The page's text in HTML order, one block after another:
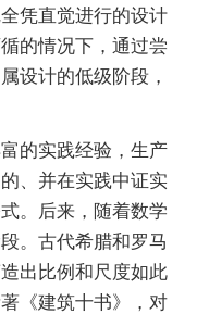
凭直觉进行的设计
的情况下，通过尝
设计的低级阶段，
的实践经验，生产
、并在实践中证实
。后来，随着数学
。古代希腊和罗马
出比例和尺度如此
《建筑十书》，对